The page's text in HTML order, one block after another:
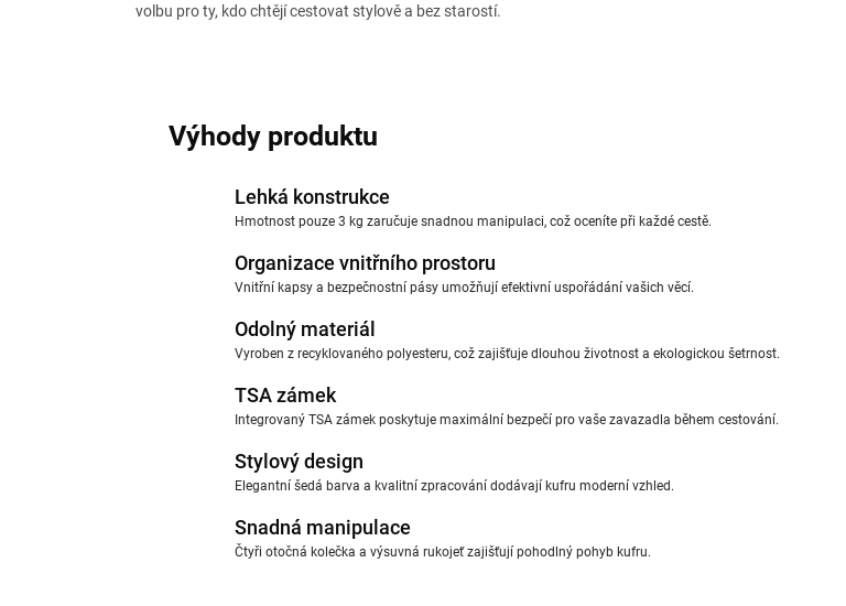
volbu pro ty, kdo chtějí cestovat stylově a bez starostí.
Výhody produktu
Lehká konstrukce
Hmotnost pouze 3 kg zaručuje snadnou manipulaci, což oceníte při každé cestě.
Organizace vnitřního prostoru
Vnitřní kapsy a bezpečnostní pásy umožňují efektivní uspořádání vašich věcí.
Odolný materiál
Vyroben z recyklovaného polyesteru, což zajišťuje dlouhou životnost a ekologickou šetrnost.
TSA zámek
Integrovaný TSA zámek poskytuje maximální bezpečí pro vaše zavazadla během cestování.
Stylový design
Elegantní šedá barva a kvalitní zpracování dodávají kufru moderní vzhled.
Snadná manipulace
Čtyři otočná kolečka a výsuvná rukojeť zajišťují pohodlný pohyb kufru.